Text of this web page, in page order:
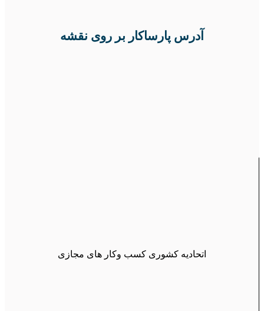
آدرس پارساکار بر روی نقشه
اتحادیه کشوری کسب وکار های مجازی